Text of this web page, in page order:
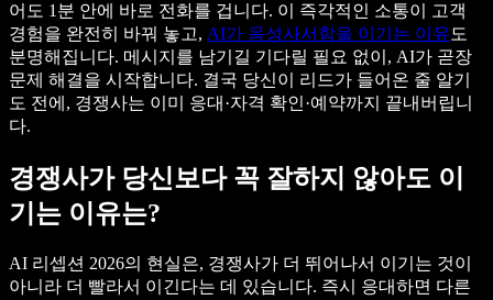
어도 1분 안에 바로 전화를 겁니다. 이 즉각적인 소통이 고객
경험을 완전히 바꿔 놓고, AI가 음성사서함을 이기는 이유도
분명해집니다. 메시지를 남기길 기다릴 필요 없이, AI가 곧장
문제 해결을 시작합니다. 결국 당신이 리드가 들어온 줄 알기
도 전에, 경쟁사는 이미 응대·자격 확인·예약까지 끝내버립니
다.
경쟁사가 당신보다 꼭 잘하지 않아도 이
기는 이유는?
AI 리셉션 2026의 현실은, 경쟁사가 더 뛰어나서 이기는 것이
아니라 더 빨라서 이긴다는 데 있습니다. 즉시 응대하면 다른